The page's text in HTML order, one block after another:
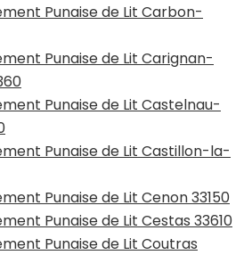
Punaise de Lit Carbon-
Punaise de Lit Carignan-
Punaise de Lit Castelnau-
Punaise de Lit Castillon-la-
Punaise de Lit Cenon 33150
Punaise de Lit Cestas 33610
Punaise de Lit Coutras